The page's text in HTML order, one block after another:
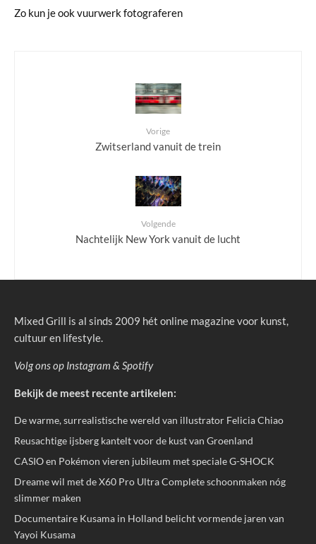
Zo kun je ook vuurwerk fotograferen
Vorige
Zwitserland vanuit de trein
Volgende
Nachtelijk New York vanuit de lucht
Mixed Grill is al sinds 2009 hét online magazine voor kunst,
cultuur en lifestyle.
Volg ons op Instagram & Spotify
Bekijk de meest recente artikelen:
De warme, surrealistische wereld van illustrator Felicia Chiao
Reusachtige ijsberg kantelt voor de kust van Groenland
CASIO en Pokémon vieren jubileum met speciale G-SHOCK
Dreame wil met de X60 Pro Ultra Complete schoonmaken nóg
slimmer maken
Documentaire Kusama in Holland belicht vormende jaren van
Yayoi Kusama